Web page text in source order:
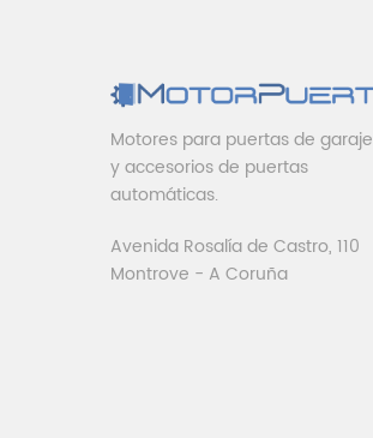
Motores para puertas de garaje
y accesorios de puertas
automáticas.
Avenida Rosalía de Castro, 110
Montrove - A Coruña